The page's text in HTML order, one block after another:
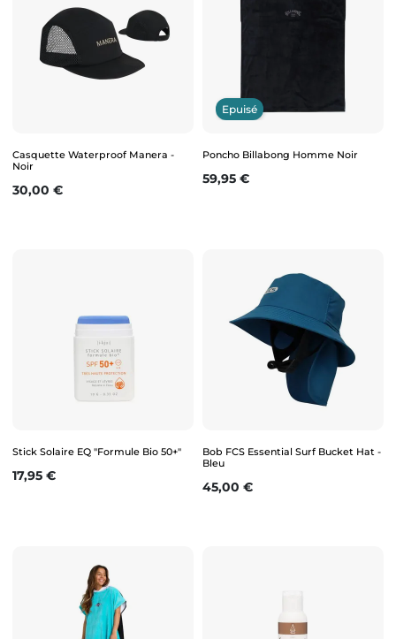
Casquette Waterproof Manera -
Noir
Prix
30,00 €
Epuisé
Poncho Billabong Homme Noir
Prix
59,95 €
Stick Solaire EQ "Formule Bio 50+"
Prix
17,95 €
Bob FCS Essential Surf Bucket Hat -
Bleu
Prix
45,00 €